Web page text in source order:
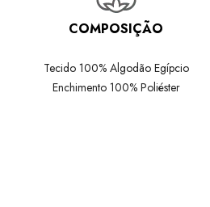
COMPOSIÇÃO
Tecido 100% Algodão Egípcio
Enchimento 100% Poliéster